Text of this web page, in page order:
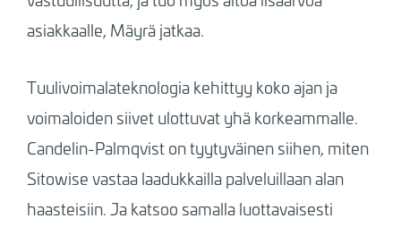
asiakkaalle, Mäyrä jatkaa.
Tuulivoimalateknologia kehittyy koko ajan ja
voimaloiden siivet ulottuvat yhä korkeammalle.
Candelin-Palmqvist on tyytyväinen siihen, miten
Sitowise vastaa laadukkailla palveluillaan alan
haasteisiin. Ja katsoo samalla luottavaisesti